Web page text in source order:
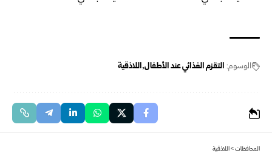
الوسوم: التقزم الغذائي عند الأطفال اللاذقية
المحافظات>اللاذقية